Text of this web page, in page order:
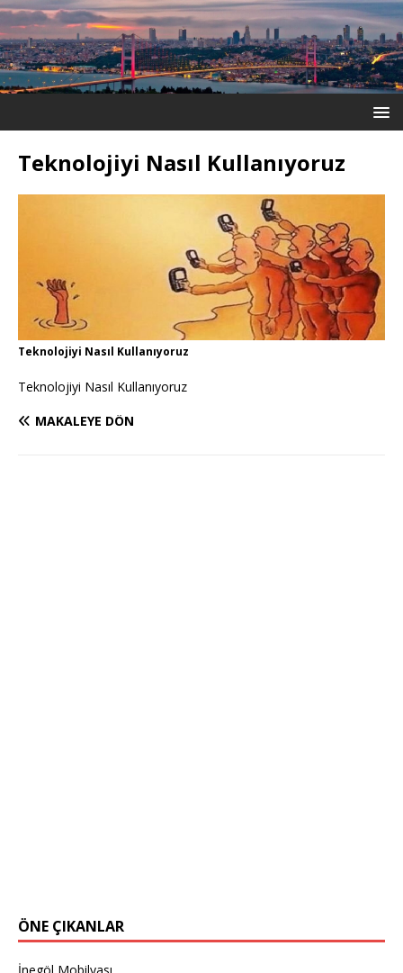
Teknolojiyi Nasıl Kullanıyoruz
Teknolojiyi Nasıl Kullanıyoruz
Teknolojiyi Nasıl Kullanıyoruz
MAKALEYE DÖN
ÖNE ÇIKANLAR